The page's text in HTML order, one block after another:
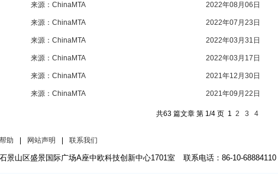
来源：ChinaMTA 2022年08月06日
来源：ChinaMTA 2022年07月23日
来源：ChinaMTA 2022年03月31日
来源：ChinaMTA 2022年03月17日
来源：ChinaMTA 2021年12月30日
来源：ChinaMTA 2021年09月22日
共63 篇文章 第 1/4 页 1 2 3 4
助 网站声明 联系我们
景山区盛景国际广场A座中欧科技创新中心1701室 联系电话：86-10-68884110